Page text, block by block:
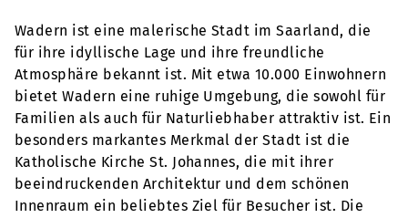
Wadern ist eine malerische Stadt im Saarland, die
für ihre idyllische Lage und ihre freundliche
Atmosphäre bekannt ist. Mit etwa 10.000 Einwohnern
bietet Wadern eine ruhige Umgebung, die sowohl für
Familien als auch für Naturliebhaber attraktiv ist. Ein
besonders markantes Merkmal der Stadt ist die
Katholische Kirche St. Johannes, die mit ihrer
beeindruckenden Architektur und dem schönen
Innenraum ein beliebtes Ziel für Besucher ist. Die